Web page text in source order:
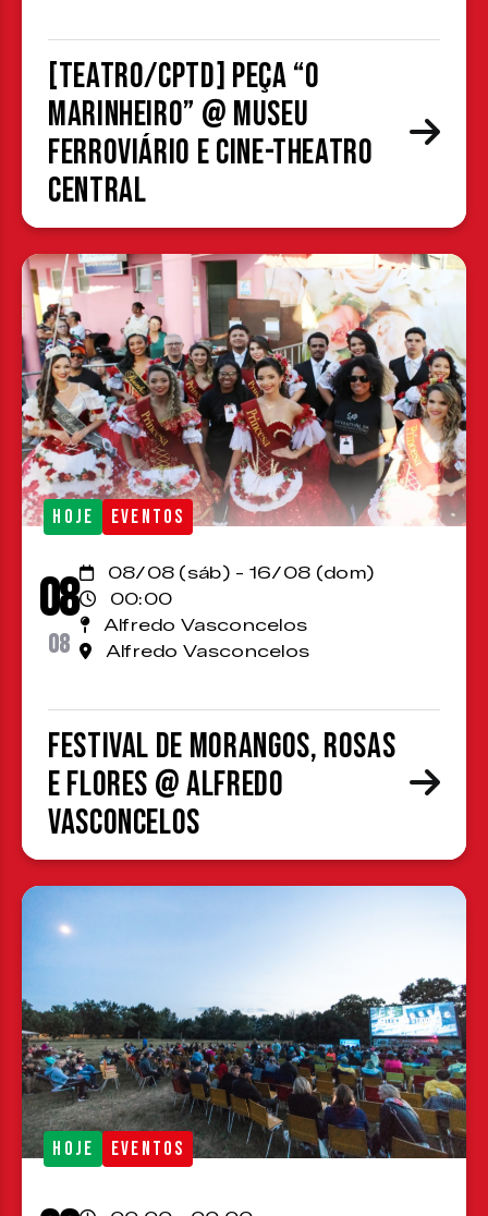
[TEATRO/CPTD] Peça “O
Marinheiro” @ Museu
Ferroviário e Cine-Theatro
Central
HOJE EVENTOS
08
08
08/08 (sáb) - 16/08 (dom)
00:00
Alfredo Vasconcelos
Alfredo Vasconcelos
Festival de Morangos, Rosas
e Flores @ Alfredo
Vasconcelos
HOJE EVENTOS